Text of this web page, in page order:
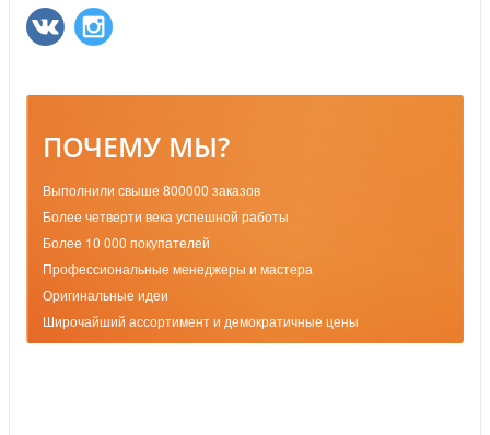
ПОЧЕМУ МЫ?
Выполнили свыше 800000 заказов
Более четверти века успешной работы
Более 10 000 покупателей
Профессиональные менеджеры и мастера
Оригинальные идеи
Широчайший ассортимент и демократичные цены